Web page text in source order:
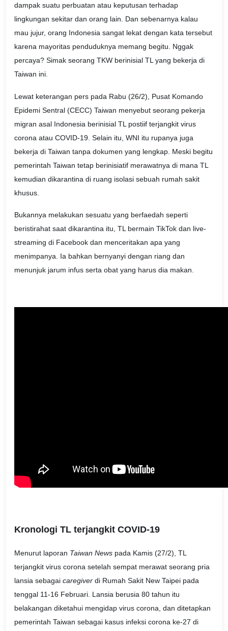
dampak suatu perbuatan atau keputusan terhadap
lingkungan sekitar dan orang lain. Dan sebenarnya kalau
mau jujur, orang Indonesia sangat lekat dengan kata tersebut
karena mayoritas penduduknya memang begitu. Nggak
percaya? Simak seorang TKW berinisial TL yang bekerja di
Taiwan ini.
Lewat keterangan pers pada Rabu (26/2), Pusat Komando
Epidemi Sentral (CECC) Taiwan menyebut seorang pekerja
migran asal Indonesia berinisial TL postiif terjangkit virus
corona atau COVID-19. Selain itu, WNI itu rupanya juga
bekerja di Taiwan tanpa dokumen yang lengkap. Meski begitu
pemerintah Taiwan tetap berinisiatif merawatnya di mana TL
kemudian dikarantina di ruang isolasi sebuah rumah sakit
khusus.
Bukannya melakukan sesuatu yang berfaedah seperti
beristirahat saat dikarantina itu, TL bermain TikTok dan live-
streaming di Facebook dan menceritakan apa yang
menimpanya. Ia bahkan bernyanyi dengan riang dan
menunjuk jarum infus serta obat yang harus dia makan.
Kronologi TL terjangkit COVID-19
Menurut laporan Taiwan News pada Kamis (27/2), TL
terjangkit virus corona setelah sempat merawat seorang pria
lansia sebagai caregiver di Rumah Sakit New Taipei pada
tenggal 11-16 Februari. Lansia berusia 80 tahun itu
belakangan diketahui mengidap virus corona, dan ditetapkan
pemerintah Taiwan sebagai kasus infeksi corona ke-27 di